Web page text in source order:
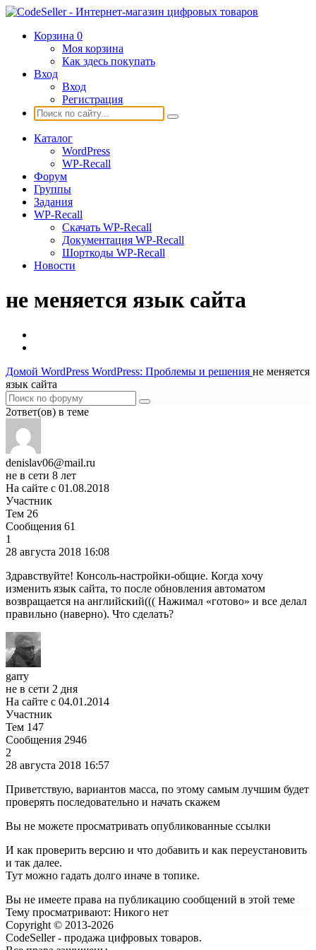
Корзина 0
Моя корзина
Как здесь покупать
Вход
Вход
Регистрация
Каталог
WordPress
WP-Recall
Форум
Группы
Задания
WP-Recall
Скачать WP-Recall
Документация WP-Recall
Шорткоды WP-Recall
Новости
не меняется язык сайта
Домой WordPress WordPress: Проблемы и решения не меняется
язык сайта
2ответ(ов) в теме
denislav06@mail.ru
не в сети 8 лет
На сайте с 01.08.2018
Участник
Тем 26
Сообщения 61
1
28 августа 2018 16:08
Здравствуйте! Консоль-настройки-общие. Когда хочу
изменить язык сайта, то после обновления автоматом
возвращается на английский((( Нажимал «готово» и все делал
правильно (наверно). Что сделать?
garry
не в сети 2 дня
На сайте с 04.01.2014
Участник
Тем 147
Сообщения 2946
2
28 августа 2018 16:57
Приветствую, вариантов масса, по этому самым лучшим будет
проверять последовательно и начать скажем
Вы не можете просматривать опубликованные ссылки
И как проверить версию и что добавить и как переустановить
и так далее.
Тут можно гадать долго иначе в топике.
Вы не имеете права на публикацию сообщений в этой теме
Тему просматривают: Никого нет
Copyright © 2013-2026
CodeSeller - продажа цифровых товаров.